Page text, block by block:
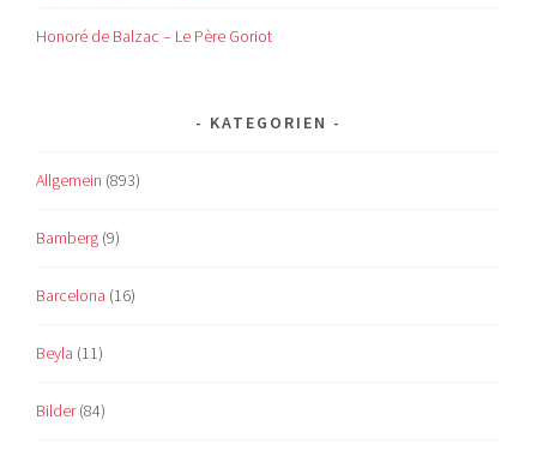
Honoré de Balzac – Le Père Goriot
KATEGORIEN
Allgemein (893)
Bamberg (9)
Barcelona (16)
Beyla (11)
Bilder(84)